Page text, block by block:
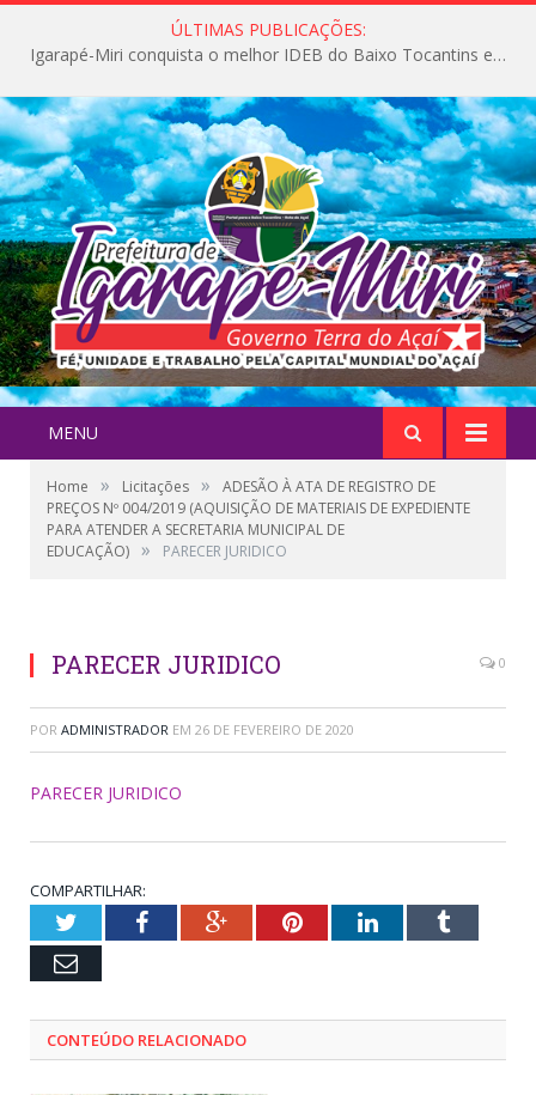
ÚLTIMAS PUBLICAÇÕES:
Igarapé-Miri conquista o melhor IDEB do Baixo Tocantins e avança na qualidade da educação pública
MENU
Home » Licitações »
ADESÃO À ATA DE REGISTRO DE
PREÇOS Nº 004/2019 (AQUISIÇÃO DE MATERIAIS DE EXPEDIENTE
PARA ATENDER A SECRETARIA MUNICIPAL DE
EDUCAÇÃO) » PARECER JURIDICO
PARECER JURIDICO 0
POR ADMINISTRADOR EM 26 DE FEVEREIRO DE 2020
PARECER JURIDICO
COMPARTILHAR:
TwitterFacebookGoogle+PinterestLinkedInTumblr
Email
CONTEÚDO RELACIONADO